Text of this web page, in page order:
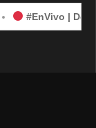
| Demanda de